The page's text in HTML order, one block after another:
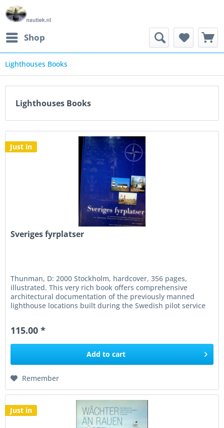
Shop
Lighthouses Books
Lighthouses Books
Just in
Sveriges fyrplatser
Thunman, D: 2000 Stockholm, hardcover, 356 pages,
illustrated. This very rich book offers comprehensive
architectural documentation of the previously manned
lighthouse locations built during the Swedish pilot service
115.00 *
Add to cart
Remember
Just in